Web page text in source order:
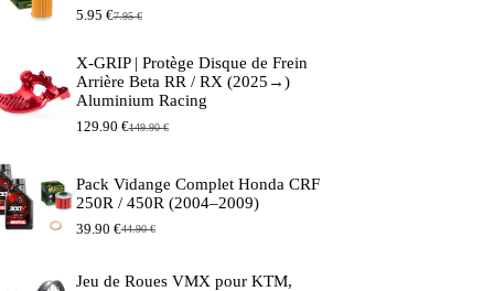
7.95€
Le
initial
était :
7.95 €.
5.95 €
Le
actuel
est :
5.95 €.
X-GRIP | Protège Disque de Frein
Arrière Beta RR / RX (2025→)
Aluminium Racing
149.90€
Le
était :
149.90 €.
129.90 €
Le
est :
129.90 €.
Pack Vidange Complet Honda CRF
250R / 450R (2004–2009)
44.90€
Le
39.90 €
Le
Jeu de Roues VMX pour KTM,